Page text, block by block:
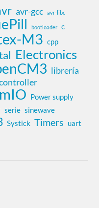
avr-gcc avr-libc
bootloader c
M3 cpp
Electronics
librería
Power supply
serie sinewave
Systick Timers uart